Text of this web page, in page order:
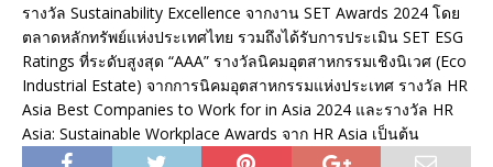
รางวัล Sustainability Excellence จากงาน SET Awards 2024 โดย
ตลาดหลักทรัพย์แห่งประเทศไทย รวมถึงได้รับการประเมิน SET ESG
Ratings ที่ระดับสูงสุด “AAA” รางวัลนิคมอุตสาหกรรมเชิงนิเวศ (Eco
Industrial Estate) จากการนิคมอุตสาหกรรมแห่งประเทศ รางวัล HR
Asia Best Companies to Work for in Asia 2024 และรางวัล HR
Asia: Sustainable Workplace Awards จาก HR Asia เป็นต้น